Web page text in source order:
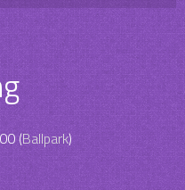
(Ballpark)